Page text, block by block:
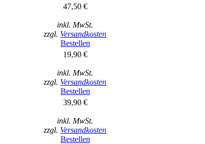
47,50 €
inkl. MwSt.
zzgl. Versandkosten
Bestellen
19,90 €
inkl. MwSt.
zzgl. Versandkosten
Bestellen
39,90 €
inkl. MwSt.
zzgl. Versandkosten
Bestellen